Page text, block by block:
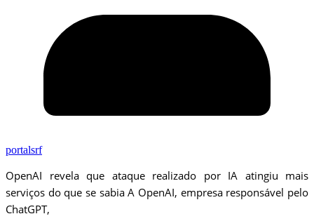
portalsrf
OpenAI revela que ataque realizado por IA atingiu mais
serviços do que se sabia A OpenAI, empresa responsável pelo
ChatGPT,